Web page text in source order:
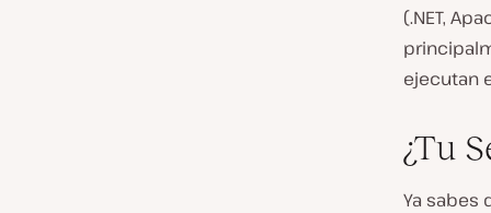
(.NET,
ejecutan
¿Tu
Ya sabes